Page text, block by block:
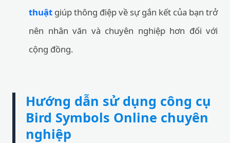
thuật giúp thông điệp về sự gắn kết của bạn trở
nên nhân văn và chuyên nghiệp hơn đối với
cộng đồng.
Hướng dẫn sử dụng công cụ
Bird Symbols Online chuyên
nghiệp